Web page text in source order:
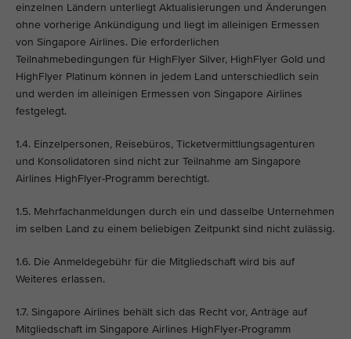
einzelnen Ländern unterliegt Aktualisierungen und Änderungen
ohne vorherige Ankündigung und liegt im alleinigen Ermessen
von Singapore Airlines. Die erforderlichen
Teilnahmebedingungen für HighFlyer Silver, HighFlyer Gold und
HighFlyer Platinum können in jedem Land unterschiedlich sein
und werden im alleinigen Ermessen von Singapore Airlines
festgelegt.
1.4. Einzelpersonen, Reisebüros, Ticketvermittlungsagenturen
und Konsolidatoren sind nicht zur Teilnahme am Singapore
Airlines HighFlyer-Programm berechtigt.
1.5. Mehrfachanmeldungen durch ein und dasselbe Unternehmen
im selben Land zu einem beliebigen Zeitpunkt sind nicht zulässig.
1.6. Die Anmeldegebühr für die Mitgliedschaft wird bis auf
Weiteres erlassen.
1.7. Singapore Airlines behält sich das Recht vor, Anträge auf
Mitgliedschaft im Singapore Airlines HighFlyer-Programm